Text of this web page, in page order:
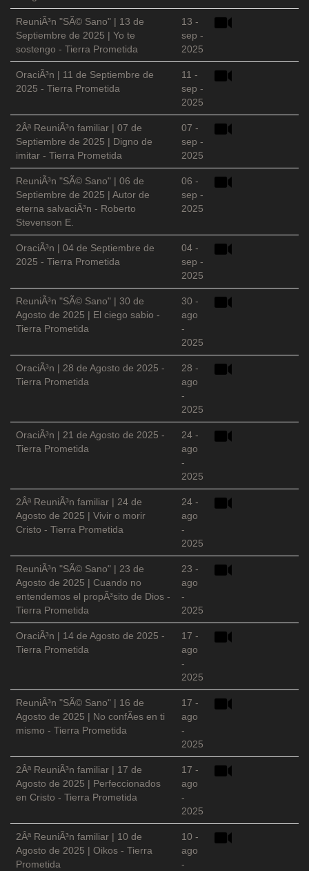
ReuniÃ³n "SÃ© Sano" | 13 de
Septiembre de 2025 | Yo te
sostengo - Tierra Prometida
13 -
sep -
2025
OraciÃ³n | 11 de Septiembre de
2025 - Tierra Prometida
11 -
sep -
2025
2Âª ReuniÃ³n familiar | 07 de
Septiembre de 2025 | Digno de
imitar - Tierra Prometida
07 -
sep -
2025
ReuniÃ³n "SÃ© Sano" | 06 de
Septiembre de 2025 | Autor de
eterna salvaciÃ³n - Roberto
Stevenson E.
06 -
sep -
2025
OraciÃ³n | 04 de Septiembre de
2025 - Tierra Prometida
04 -
sep -
2025
ReuniÃ³n "SÃ© Sano" | 30 de
Agosto de 2025 | El ciego sabio -
Tierra Prometida
30 -
ago
-
2025
OraciÃ³n | 28 de Agosto de 2025 -
Tierra Prometida
28 -
ago
-
2025
OraciÃ³n | 21 de Agosto de 2025 -
Tierra Prometida
24 -
ago
-
2025
2Âª ReuniÃ³n familiar | 24 de
Agosto de 2025 | Vivir o morir
Cristo - Tierra Prometida
24 -
ago
-
2025
ReuniÃ³n "SÃ© Sano" | 23 de
Agosto de 2025 | Cuando no
entendemos el propÃ³sito de Dios -
Tierra Prometida
23 -
ago
-
2025
OraciÃ³n | 14 de Agosto de 2025 -
Tierra Prometida
17 -
ago
-
2025
ReuniÃ³n "SÃ© Sano" | 16 de
Agosto de 2025 | No confÃ­es en ti
mismo - Tierra Prometida
17 -
ago
-
2025
2Âª ReuniÃ³n familiar | 17 de
Agosto de 2025 | Perfeccionados
en Cristo - Tierra Prometida
17 -
ago
-
2025
2Âª ReuniÃ³n familiar | 10 de
Agosto de 2025 | Oikos - Tierra
Prometida
10 -
ago
-